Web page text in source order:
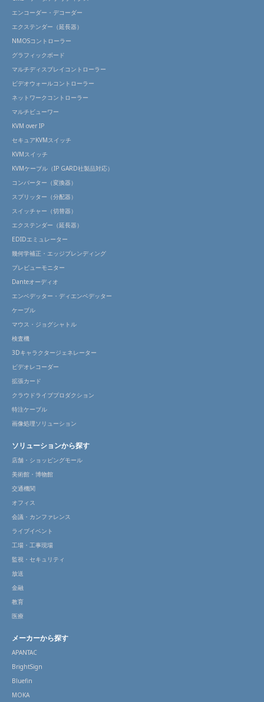
エンコーダー・デコーダー
エクステンダー（延長器）
NMOSコントローラー
グラフィックボード
マルチディスプレイコントローラー
ビデオウォールコントローラー
ネットワークコントローラー
マルチビューワー
KVM over IP
セキュアKVMスイッチ
KVMスイッチ
KVMケーブル（IP GARD社製品対応）
コンバーター（変換器）
スプリッター（分配器）
スイッチャー（切替器）
エクステンダー（延長器）
EDIDエミュレーター
幾何学補正・エッジブレンディング
プレビューモニター
Danteオーディオ
エンベデッター・ディエンベデッター
ケーブル
マウス・ジョグシャトル
検査機
3Dキャラクタージェネレーター
ビデオレコーダー
拡張カード
クラウドライブプロダクション
特注ケーブル
画像処理ソリューション
ソリューションから探す
店舗・ショッピングモール
美術館・博物館
交通機関
オフィス
会議・カンファレンス
ライブイベント
工場・工事現場
監視・セキュリティ
放送
金融
教育
医療
メーカーから探す
APANTAC
BrightSign
Bluefin
MOKA